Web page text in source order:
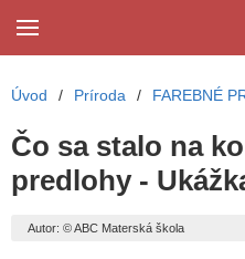
Úvod / Príroda / FAREBNÉ
Čo sa stalo na
predlohy -
Autor: © ABC Materská škola